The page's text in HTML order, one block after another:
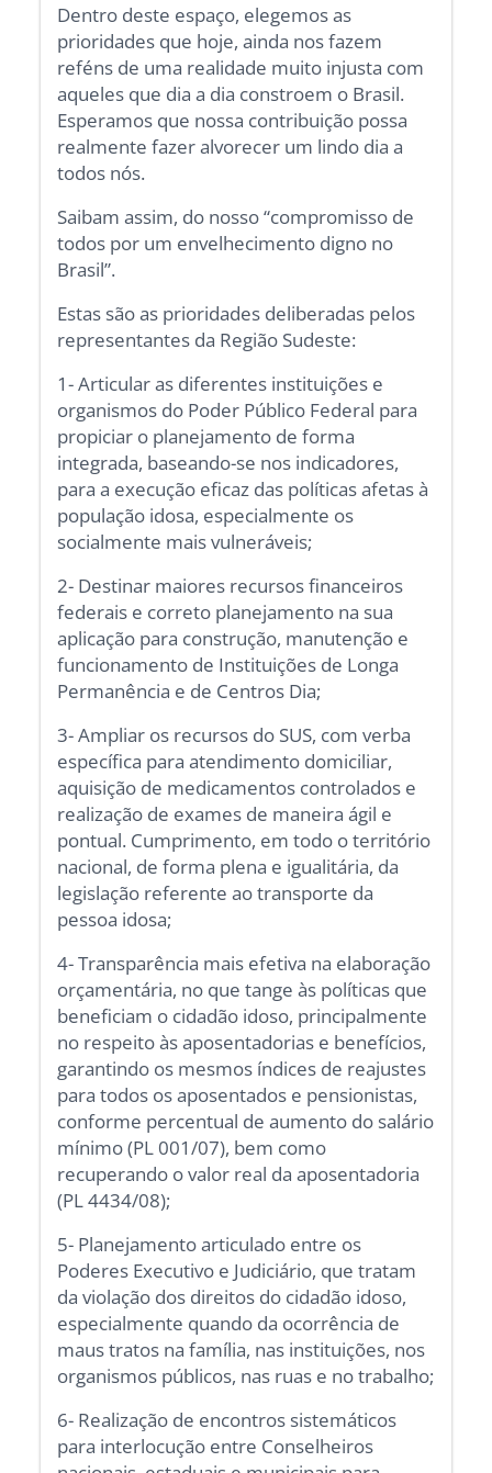
Dentro deste espaço, elegemos as
prioridades que hoje, ainda nos fazem
reféns de uma realidade muito injusta com
aqueles que dia a dia constroem o Brasil.
Esperamos que nossa contribuição possa
realmente fazer alvorecer um lindo dia a
todos nós.
Saibam assim, do nosso “compromisso de
todos por um envelhecimento digno no
Brasil”.
Estas são as prioridades deliberadas pelos
representantes da Região Sudeste:
1- Articular as diferentes instituições e
organismos do Poder Público Federal para
propiciar o planejamento de forma
integrada, baseando-se nos indicadores,
para a execução eficaz das políticas afetas à
população idosa, especialmente os
socialmente mais vulneráveis;
2- Destinar maiores recursos financeiros
federais e correto planejamento na sua
aplicação para construção, manutenção e
funcionamento de Instituições de Longa
Permanência e de Centros Dia;
3- Ampliar os recursos do SUS, com verba
específica para atendimento domiciliar,
aquisição de medicamentos controlados e
realização de exames de maneira ágil e
pontual. Cumprimento, em todo o território
nacional, de forma plena e igualitária, da
legislação referente ao transporte da
pessoa idosa;
4- Transparência mais efetiva na elaboração
orçamentária, no que tange às políticas que
beneficiam o cidadão idoso, principalmente
no respeito às aposentadorias e benefícios,
garantindo os mesmos índices de reajustes
para todos os aposentados e pensionistas,
conforme percentual de aumento do salário
mínimo (PL 001/07), bem como
recuperando o valor real da aposentadoria
(PL 4434/08);
5- Planejamento articulado entre os
Poderes Executivo e Judiciário, que tratam
da violação dos direitos do cidadão idoso,
especialmente quando da ocorrência de
maus tratos na família, nas instituições, nos
organismos públicos, nas ruas e no trabalho;
6- Realização de encontros sistemáticos
para interlocução entre Conselheiros